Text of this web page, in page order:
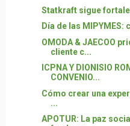
Statkraft sigue
Día de las MIPYMES:
OMODA & JAECOO
cliente c...
ICPNA Y DIONISIO
CONVENIO...
Cómo crear una
...
APOTUR: La paz